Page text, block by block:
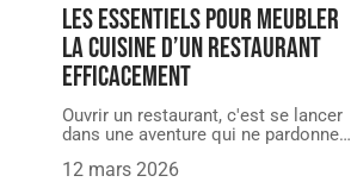
Les essentiels pour meubler
la cuisine d’un restaurant
efficacement
Ouvrir un restaurant, c'est se lancer
dans une aventure qui ne pardonne…
12 mars 2026